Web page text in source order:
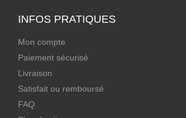
INFOS PRATIQUES
Mon compte
Paiement sécurisé
Livraison
Satisfait ou remboursé
FAQ